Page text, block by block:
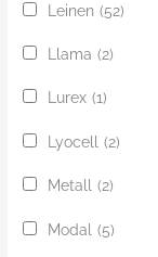
Leinen (52)
Llama (2)
Lurex (1)
Lyocell (2)
Metall (2)
Modal (5)